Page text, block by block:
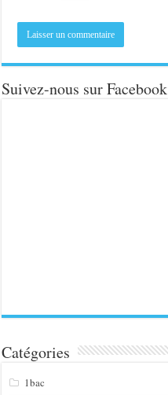
Suivez-nous sur Facebook
Catégories
1bac